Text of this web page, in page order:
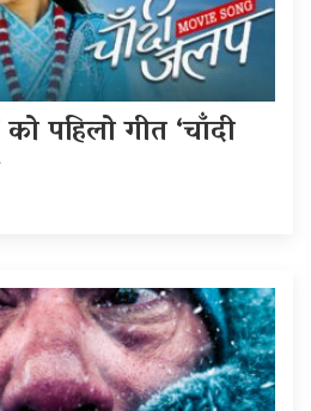
को पहिलो गीत ‘चाँदी